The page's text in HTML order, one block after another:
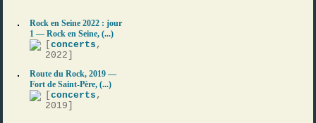
Rock en Seine 2022 : jour
1 — Rock en Seine, (...)
[concerts ,
2022]
Route du Rock, 2019 —
Fort de Saint-Père, (...)
[concerts ,
2019]